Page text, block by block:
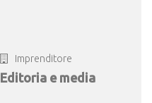
Imprenditore
Editoria e media